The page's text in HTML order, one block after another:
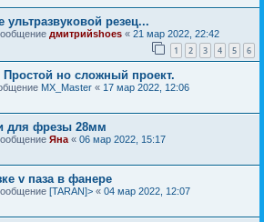
резец...
дмитрийshoes « 21 мар 2022, 22:42
1 2 3 4 5 6
но сложный проект.
MX_Master « 17 мар 2022, 12:06
для фрезы 28мм
Яна « 06 мар 2022, 15:17
v паза в фанере
[TARAN]> « 04 мар 2022, 12:07